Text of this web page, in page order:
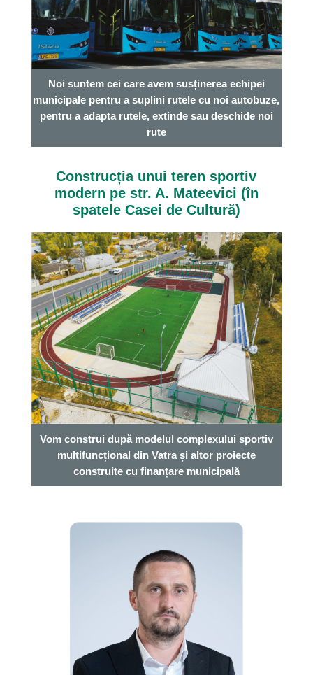
Noi suntem cei care avem susținerea echipei
municipale pentru a suplini rutele cu noi autobuze,
pentru a adapta rutele, extinde sau deschide noi
rute
Construcția unui teren sportiv
modern pe str. A. Mateevici (în
spatele Casei de Cultură)
Vom construi după modelul complexului sportiv
multifuncțional din Vatra și altor proiecte
construite cu finanțare municipală